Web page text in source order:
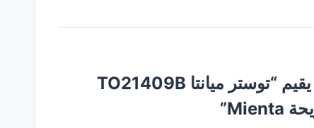
كن أول من يقيم “توستر ميانتا TO21409B